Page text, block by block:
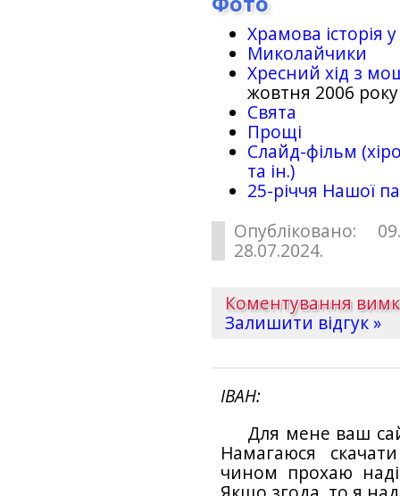
Храмова історія
Миколайчики
Хресний хід з
жовтня 2006 року
Свята
Прощі
Слайд-фільм
та ін.)
25-рiччя Нашої
Опубліковано:
28.07.2024.
Коментування
Залишити відгук »
ІВАН
Для мене ваш
Намагаюся
чином прохаю